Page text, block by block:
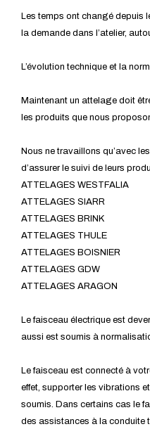
Les temps ont changé depuis
la demande dans l’atelier,
L’évolution technique et la
Maintenant un attelage doit
les produits que nous
Nous ne travaillons qu’avec
d’assurer le suivi de leurs
ATTELAGES WESTFALIA
ATTELAGES SIARR
ATTELAGES BRINK
ATTELAGES THULE
ATTELAGES BOISNIER
ATTELAGES GDW
ATTELAGES ARAGON
Le faisceau électrique est
aussi est soumis à
Le faisceau est connecté à
effet, supporter les vibrations
soumis. Dans certains cas le
des assistances à la conduite